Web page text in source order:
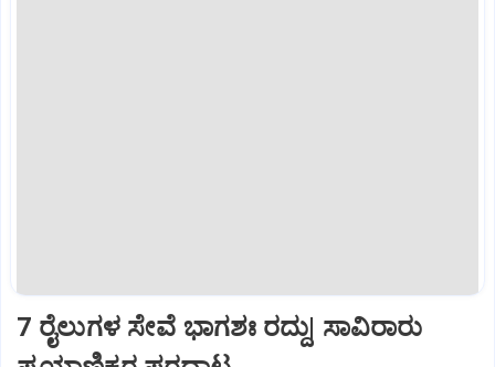
7 ರೈಲುಗಳ ಸೇವೆ ಭಾಗಶಃ ರದ್ದು| ಸಾವಿರಾರು